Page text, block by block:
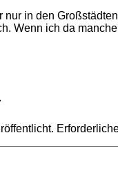
nur in den
Wenn ich da